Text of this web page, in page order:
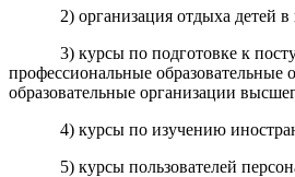
2) организация отдыха детей
3) курсы по подготовке к
профессиональные образовательные
образовательные организации
4) курсы по изучению
5) курсы пользователей